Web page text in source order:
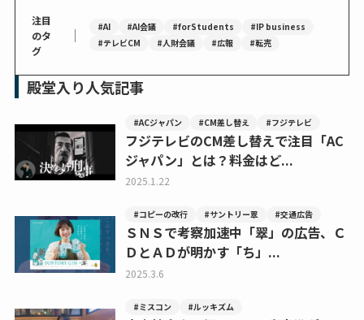
注目
のタ
グ
｜ #AI #AI会議 #forStudents
#IP business
#テレビCM
#人財会議 #広報 #転売
殿堂入り人気記事
#ACジャパン #CM差し替え #フジテレビ
フジテレビのCM差し替えで注目「AC
ジャパン」とは？料金はど...
2025.1.22
#コピーの改行 #サントリー翠 #交通広告
ＳＮＳで考察加速中「翠」の広告、Ｃ
ＤとＡＤが明かす「ち」...
2025.3.6
#ミスコン #ルッキズム